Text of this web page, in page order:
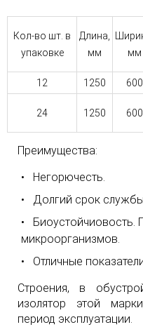
Кол-во шт. в
упаковке
Длина,
мм
мм
12
1250 600
24 1250 600
Преимущества:
Негорючесть.
Долгий срок
Биоустойчиовость.
микроорганизмов.
Отличные
Строения, в
изолятор этой
период эксплуатации.